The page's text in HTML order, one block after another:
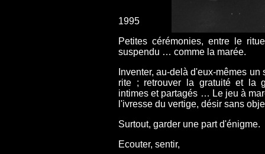
1995
Petites cérémonies, entre le
suspendu … comme la marée.
Inventer, au-delà d'eux-mêmes
rite ; retrouver la gratuité et la
intimes et partagés … Le jeu à
l'ivresse du vertige, désir sans
Surtout, garder une part d'énigme.
Ecouter, sentir,